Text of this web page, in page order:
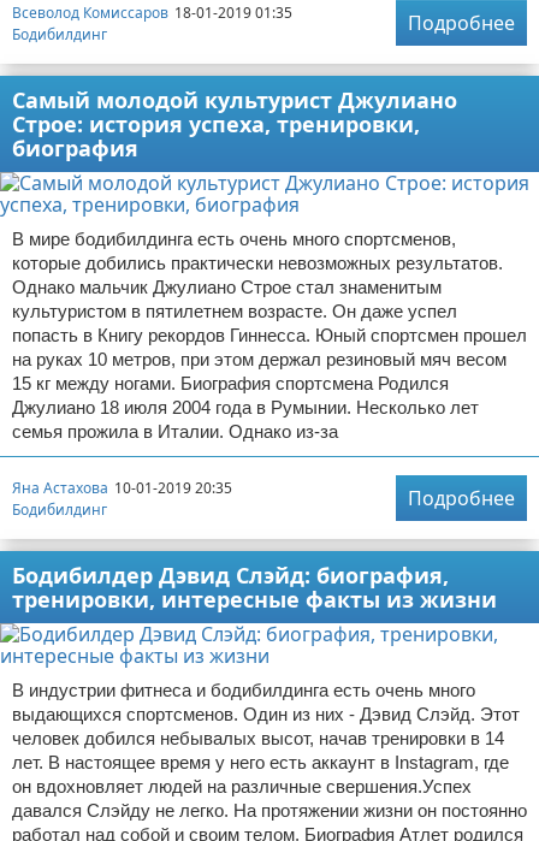
Всеволод Комиссаров 18-01-2019 01:35
Бодибилдинг
Подробнее
Самый молодой культурист Джулиано
Строе: история успеха, тренировки,
биография
В мире бодибилдинга есть очень много спортсменов,
которые добились практически невозможных результатов.
Однако мальчик Джулиано Строе стал знаменитым
культуристом в пятилетнем возрасте. Он даже успел
попасть в Книгу рекордов Гиннесса. Юный спортсмен прошел
на руках 10 метров, при этом держал резиновый мяч весом
15 кг между ногами. Биография спортсмена Родился
Джулиано 18 июля 2004 года в Румынии. Несколько лет
семья прожила в Италии. Однако из-за
Яна Астахова 10-01-2019 20:35
Бодибилдинг
Подробнее
Бодибилдер Дэвид Слэйд: биография,
тренировки, интересные факты из жизни
В индустрии фитнеса и бодибилдинга есть очень много
выдающихся спортсменов. Один из них - Дэвид Слэйд. Этот
человек добился небывалых высот, начав тренировки в 14
лет. В настоящее время у него есть аккаунт в Instagram, где
он вдохновляет людей на различные свершения.Успех
давался Слэйду не легко. На протяжении жизни он постоянно
работал над собой и своим телом. Биография Атлет родился